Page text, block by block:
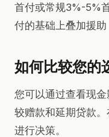
首付或常规3%-5%
付的基础上叠加援助
如何比较您的
您可以通过查看现
较赠款和延期贷款
进行决策。